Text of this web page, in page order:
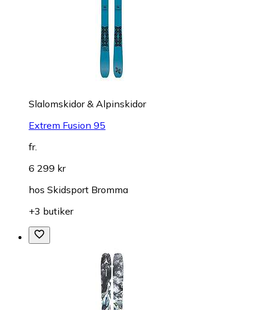
Slalomskidor & Alpinskidor
Extrem Fusion 95
fr.
6 299 kr
hos Skidsport Bromma
+3 butiker